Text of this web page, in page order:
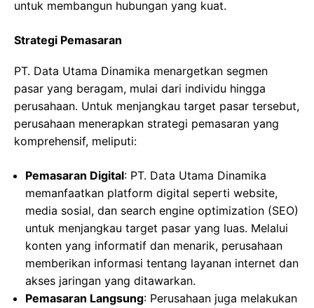
untuk membangun hubungan yang kuat.
Strategi Pemasaran
PT. Data Utama Dinamika menargetkan segmen
pasar yang beragam, mulai dari individu hingga
perusahaan. Untuk menjangkau target pasar tersebut,
perusahaan menerapkan strategi pemasaran yang
komprehensif, meliputi:
Pemasaran Digital: PT. Data Utama Dinamika
memanfaatkan platform digital seperti website,
media sosial, dan search engine optimization (SEO)
untuk menjangkau target pasar yang luas. Melalui
konten yang informatif dan menarik, perusahaan
memberikan informasi tentang layanan internet dan
akses jaringan yang ditawarkan.
Pemasaran Langsung: Perusahaan juga melakukan